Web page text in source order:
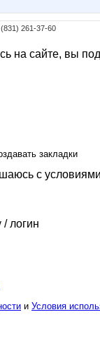
261-37-60
на сайте, вы
закладки
с условиями
/ логин
и Условия